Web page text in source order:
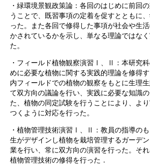
・緑環境景観政策論：各回のはじめに前回
うことで、既習事項の定着を促すとともに
った。また各回で修得した事項が社会や生
かされているかを示し、単なる理論ではな
た。
・フィールド植物観察演習Ⅰ、Ⅱ：本研究
めに必要な植物に関する実践的理論を修得
内フィールドでの植物の観察をもとに生理
て双方向の議論を行い、実践に必要な知識
た、植物の同定試験を行うことにより、よ
つくように対応を行った。
・植物管理技術演習Ⅰ、Ⅱ：教員の指導の
生がデザインし植物を栽培管理するガーデ
業を行い、常に双方向の演習を行った。そ
植物管理技術の修得を行った．